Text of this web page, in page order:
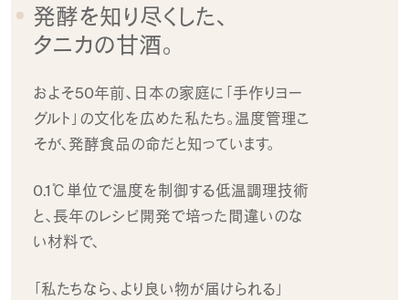
発酵を知り尽くした、
タニカの甘酒。
およそ50年前、日本の家庭に 「手作りヨー
グルト」の文化を広めた私たち。 温度管理こ
そが、発酵食品の命だと知っています。
0.1℃単位で温度を制御する低温調理技術
と、長年のレシピ開発で培った間違いのな
い材料で、
「私たちなら、より良い物が届けられる」